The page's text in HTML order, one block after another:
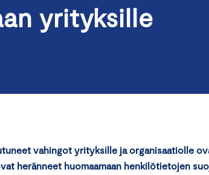
yrityksille
vahingot yrityksille ja organisaatiolle
heränneet huomaamaan henkilötietojen